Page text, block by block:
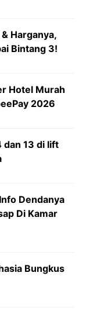
Harganya,
Bintang 3!
Hotel Murah
2026
dan 13 di lift
Dendanya
Di Kamar
Bungkus